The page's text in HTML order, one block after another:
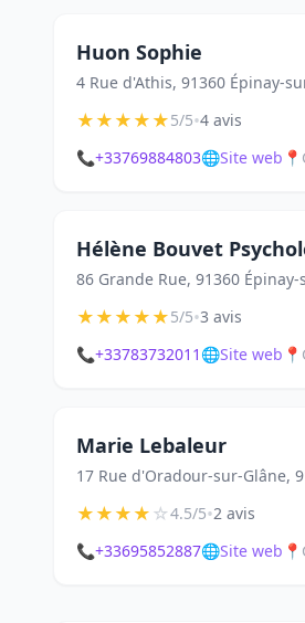
Huon Sophie
4 Rue d'Athis, 91360 Épinay-
★★★★★5/5•4 avis
📞+33769884803🌐Site web 📍
Hélène Bouvet
86 Grande Rue, 91360
★★★★★5/5•3 avis
📞+33783732011 🌐Site web 📍
Marie Lebaleur
17 Rue d'Oradour-sur-Glâne,
★★★★☆4.5/5•2 avis
📞+33695852887🌐Site web 📍